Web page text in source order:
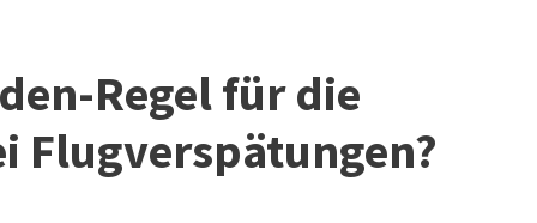
Regel für die
Flugverspätungen?